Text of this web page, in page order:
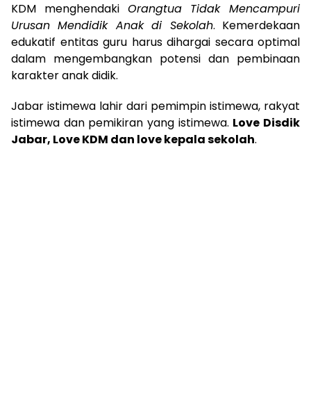
KDM menghendaki Orangtua Tidak Mencampuri
Urusan Mendidik Anak di Sekolah. Kemerdekaan
edukatif entitas guru harus dihargai secara optimal
dalam mengembangkan potensi dan pembinaan
karakter anak didik.
Jabar istimewa lahir dari pemimpin istimewa, rakyat
istimewa dan pemikiran yang istimewa. Love Disdik
Jabar, Love KDM dan love kepala sekolah.